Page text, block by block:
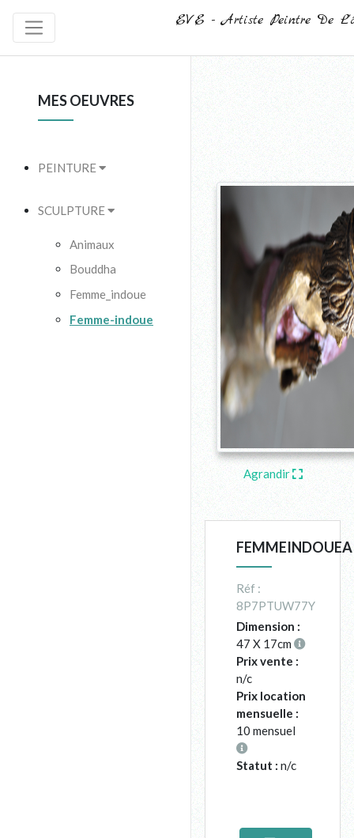
EVE - Artiste Peintre De
MES OEUVRES
PEINTURE
SCULPTURE
Animaux
Bouddha
Femme_indoue
Femme-indoue
Agrandir
FEMMEINDOUEA
Réf :
8P7PTUW77Y
Dimension :
47 X 17cm
Prix vente :
n/c
Prix location
mensuelle :
10 mensuel
Statut : n/c